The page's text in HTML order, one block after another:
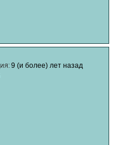
9 (и более) лет назад